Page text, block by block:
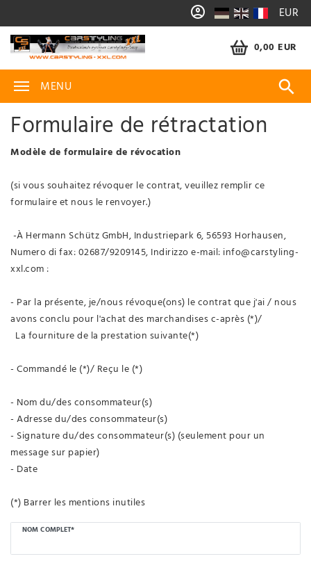
EUR
0,00 EUR
MENU
Formulaire de rétractation
Modèle de formulaire de révocation
(si vous souhaitez révoquer le contrat, veuillez remplir ce
formulaire et nous le renvoyer.)
-À Hermann Schütz GmbH, Industriepark 6, 56593 Horhausen,
Numero di fax: 02687/9209145, Indirizzo e-mail: info@carstyling-
xxl.com :
- Par la présente, je/nous révoque(ons) le contrat que j'ai / nous
avons conclu pour l'achat des marchandises c-après (*)/
La fourniture de la prestation suivante(*)
- Commandé le (*)/ Reçu le (*)
- Nom du/des consommateur(s)
- Adresse du/des consommateur(s)
- Signature du/des consommateur(s) (seulement pour un
message sur papier)
- Date
(*) Barrer les mentions inutiles
NOM COMPLET*
Ceres::Template.mailFormHoneypotLabel